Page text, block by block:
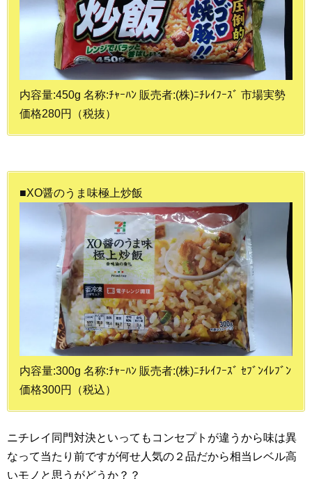
内容量:450g 名称:ﾁｬｰﾊﾝ 販売者:(株)ﾆﾁﾚｲﾌｰｽﾞ 市場実勢
価格280円（税抜）
■XO醤のうま味極上炒飯
内容量:300g 名称:ﾁｬｰﾊﾝ 販売者:(株)ﾆﾁﾚｲﾌｰｽﾞ ｾﾌﾞﾝｲﾚﾌﾞﾝ
価格300円（税込）
ニチレイ同門対決といってもコンセプトが違うから味は異
なって当たり前ですが何せ人気の２品だから相当レベル高
いモノと思うがどうか？？